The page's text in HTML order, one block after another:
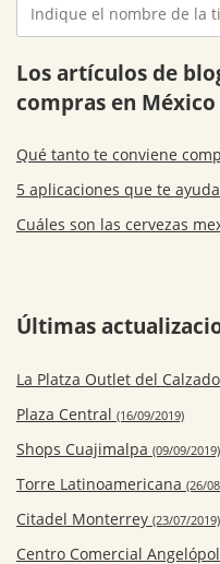
Los artículos de
compras en México
Qué tanto te conviene
5 aplicaciones que te
Cuáles son las cervezas
Últimas
La Platza Outlet del Calzado
Plaza Central (16/09/2019)
Shops Cuajimalpa (09/09/2019)
Torre Latinoamericana (26/
Citadel Monterrey (23/07/2019)
Centro Comercial